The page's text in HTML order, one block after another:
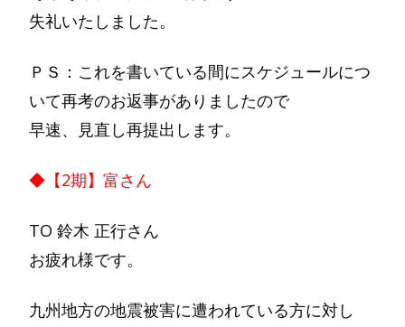
失礼いたしました。
ＰＳ：これを書いている間にスケジュールにつ
いて再考のお返事がありましたので
早速、見直し再提出します。
◆【2期】富さん
TO 鈴木 正行さん
お疲れ様です。
九州地方の地震被害に遭われている方に対し